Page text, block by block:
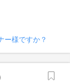
ー様ですか？